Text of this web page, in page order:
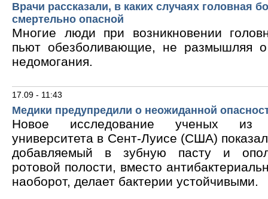
Врачи рассказали, в каких случаях головная
смертельно опасной
Многие люди при возникновении
пьют обезболивающие, не размышляя о
недомогания.
17.09 - 11:43
Медики предупредили о неожиданной
Новое исследование ученых из
университета в Сент-Луисе (США)
добавляемый в зубную пасту и
ротовой полости, вместо
наоборот, делает бактерии устойчивыми.